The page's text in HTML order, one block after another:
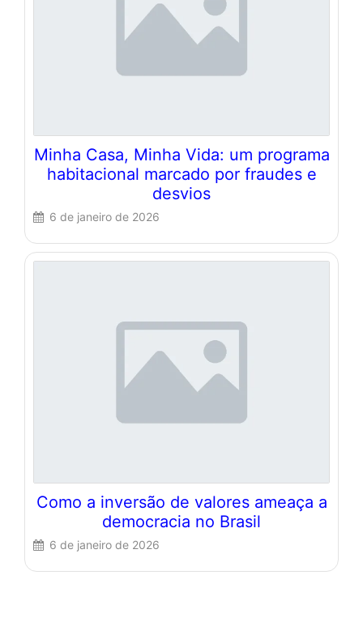
Minha Casa, Minha Vida: um programa
habitacional marcado por fraudes e
desvios
6 de janeiro de 2026
Como a inversão de valores ameaça a
democracia no Brasil
6 de janeiro de 2026